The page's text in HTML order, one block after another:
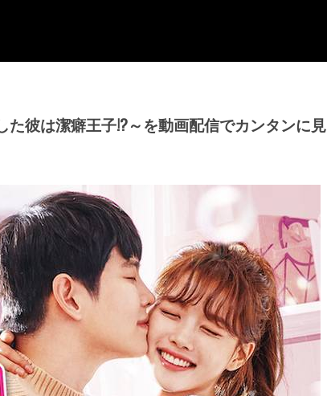
た彼は潔癖王子!?～を動画配信でカンタンに見